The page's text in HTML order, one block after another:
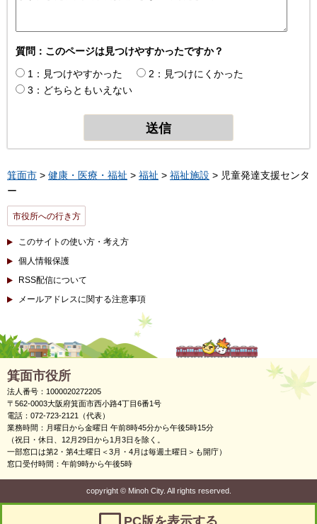
質問：このページは見つけやすかったですか？
1：見つけやすかった
2：見つけにくかった
3：どちらともいえない
箕面市 > 健康・医療・福祉 > 福祉 > 福祉施設 > 児童発達支援センタ
ー
市役所への行き方
このサイトの使い方・考え方
個人情報保護
RSS配信について
メールアドレスに関する注意事項
箕面市役所
法人番号：1000020272205
〒562-0003大阪府箕面市西小路4丁目6番1号
電話：072-723-2121（代表）
業務時間：月曜日から金曜日 午前8時45分から午後5時15分
（祝日・休日、12月29日から1月3日を除く。
一部窓口は第2・第4土曜日＜3月・4月は毎週土曜日＞も開庁）
窓口受付時間：午前9時から午後5時
copyright ©Minoh City. All rights reserved.
PC版を表示する